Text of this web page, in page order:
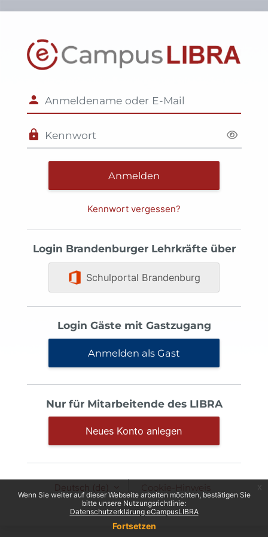
Wenn Sie weiter auf dieser Webseite arbeiten möchten, bestätigen Sie
bitte unsere Nutzungsrichtlinie:
Datenschutzerklärung eCampusLIBRA
Fortsetzen
Anmelden bei
Anmeldename oder E-Mail
Anmelden
Kennwort vergessen?
Login Brandenburger Lehrkräfte über
Schulportal Brandenburg
Nur für Mitarbeitende des LIBRA
Neues Konto anlegen
Login Gäste mit Gastzugang
Anmelden als Gast